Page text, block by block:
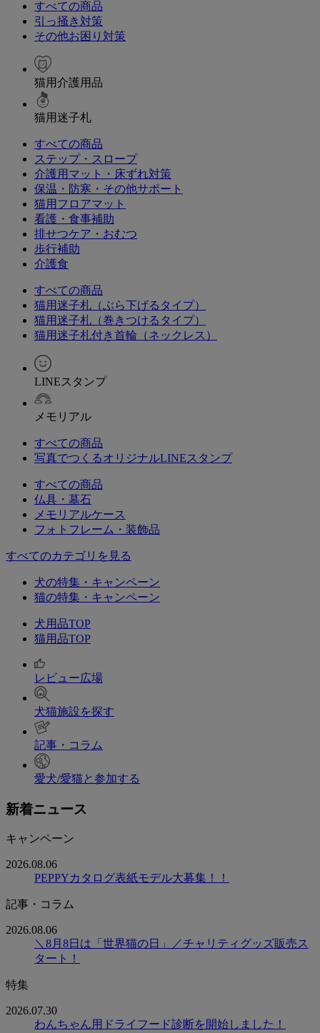
すべての商品
引っ掻き対策
その他お困り対策
猫用介護用品
猫用迷子札
すべての商品
ステップ・スロープ
介護用マット・床ずれ対策
保温・防寒・その他サポート
猫用フロアマット
看護・食事補助
排せつケア・おむつ
歩行補助
介護食
すべての商品
猫用迷子札（ぶら下げるタイプ）
猫用迷子札（巻きつけるタイプ）
猫用迷子札付き首輪（ネックレス）
LINEスタンプ
メモリアル
すべての商品
写真でつくるオリジナルLINEスタンプ
すべての商品
仏具・墓石
メモリアルケース
フォトフレーム・装飾品
すべてのカテゴリを見る
犬の特集・キャンペーン
猫の特集・キャンペーン
犬用品TOP
猫用品TOP
レビュー広場
犬猫施設を探す
記事・コラム
愛犬/愛猫と参加する
新着ニュース
キャンペーン
2026.08.06
PEPPYカタログ表紙モデル大募集！！
記事・コラム
2026.08.06
＼8月8日は「世界猫の日」／チャリティグッズ販売ス
タート！
特集
2026.07.30
わんちゃん用ドライフード診断を開始しました！